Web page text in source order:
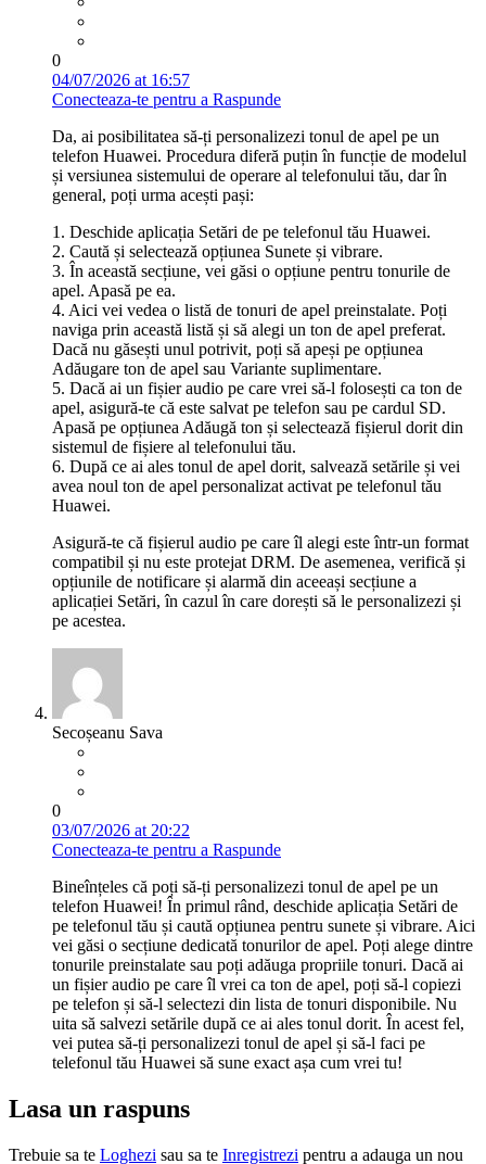
0
04/07/2026 at 16:57
Conecteaza-te pentru a Raspunde
Da, ai posibilitatea să-ți personalizezi tonul de apel pe un
telefon Huawei. Procedura diferă puțin în funcție de modelul
și versiunea sistemului de operare al telefonului tău, dar în
general, poți urma acești pași:
1. Deschide aplicația Setări de pe telefonul tău Huawei.
2. Caută și selectează opțiunea Sunete și vibrare.
3. În această secțiune, vei găsi o opțiune pentru tonurile de
apel. Apasă pe ea.
4. Aici vei vedea o listă de tonuri de apel preinstalate. Poți
naviga prin această listă și să alegi un ton de apel preferat.
Dacă nu găsești unul potrivit, poți să apeși pe opțiunea
Adăugare ton de apel sau Variante suplimentare.
5. Dacă ai un fișier audio pe care vrei să-l folosești ca ton de
apel, asigură-te că este salvat pe telefon sau pe cardul SD.
Apasă pe opțiunea Adăugă ton și selectează fișierul dorit din
sistemul de fișiere al telefonului tău.
6. După ce ai ales tonul de apel dorit, salvează setările și vei
avea noul ton de apel personalizat activat pe telefonul tău
Huawei.
Asigură-te că fișierul audio pe care îl alegi este într-un format
compatibil și nu este protejat DRM. De asemenea, verifică și
opțiunile de notificare și alarmă din aceeași secțiune a
aplicației Setări, în cazul în care dorești să le personalizezi și
pe acestea.
Secoșeanu Sava
0
03/07/2026 at 20:22
Conecteaza-te pentru a Raspunde
Bineînțeles că poți să-ți personalizezi tonul de apel pe un
telefon Huawei! În primul rând, deschide aplicația Setări de
pe telefonul tău și caută opțiunea pentru sunete și vibrare. Aici
vei găsi o secțiune dedicată tonurilor de apel. Poți alege dintre
tonurile preinstalate sau poți adăuga propriile tonuri. Dacă ai
un fișier audio pe care îl vrei ca ton de apel, poți să-l copiezi
pe telefon și să-l selectezi din lista de tonuri disponibile. Nu
uita să salvezi setările după ce ai ales tonul dorit. În acest fel,
vei putea să-ți personalizezi tonul de apel și să-l faci pe
telefonul tău Huawei să sune exact așa cum vrei tu!
Lasa un raspuns
Trebuie sa te Loghezi sau sa te Inregistrezi pentru a adauga un nou